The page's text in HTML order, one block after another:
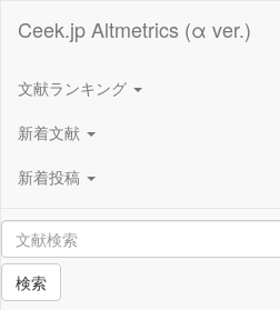
Ceek.jp Altmetrics (α ver.)
文献ランキング
新着文献
新着投稿
検索